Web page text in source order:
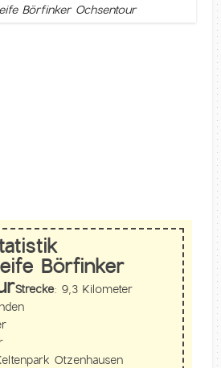
Börfinker Ochsentour
Börfinker
Strecke: 9,3 Kilometer
Otzenhausen